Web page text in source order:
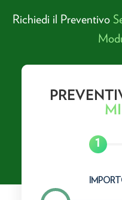
Richiedi il Preventivo